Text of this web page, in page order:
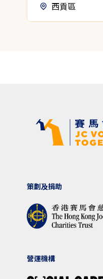
西貢區
策劃及捐助
營運機構